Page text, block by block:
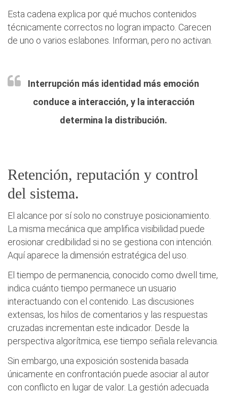
Esta cadena explica por qué muchos contenidos
técnicamente correctos no logran impacto. Carecen
de uno o varios eslabones. Informan, pero no activan.
Interrupción más identidad más emoción
conduce a interacción, y la interacción
determina la distribución.
Retención, reputación y control
del sistema.
El alcance por sí solo no construye posicionamiento.
La misma mecánica que amplifica visibilidad puede
erosionar credibilidad si no se gestiona con intención.
Aquí aparece la dimensión estratégica del uso.
El tiempo de permanencia, conocido como dwell time,
indica cuánto tiempo permanece un usuario
interactuando con el contenido. Las discusiones
extensas, los hilos de comentarios y las respuestas
cruzadas incrementan este indicador. Desde la
perspectiva algorítmica, ese tiempo señala relevancia.
Sin embargo, una exposición sostenida basada
únicamente en confrontación puede asociar al autor
con conflicto en lugar de valor. La gestión adecuada